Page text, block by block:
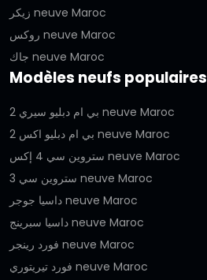
زيكر neuve Maroc
روكس neuve Maroc
جاك neuve Maroc
Modèles neufs populaires
بي ام دبليو سيري 2 neuve Maroc
بي ام دبليو اكس 2 neuve Maroc
ستروين سي 4 إكس neuve Maroc
ستروين سي 3 neuve Maroc
داسيا جوجر neuve Maroc
داسيا سبرينج neuve Maroc
فورد رينجر neuve Maroc
فورد تيريتوري neuve Maroc